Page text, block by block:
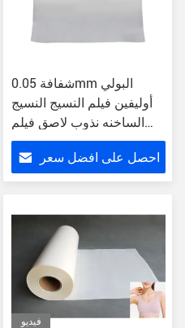
شفافة 0.05mm البولي
أوليفين فيلم النسيج النسيج
الساخنه نذوب لاصق فيلم
التطريز التصحيح
احصل على افضل سعر
فيديو